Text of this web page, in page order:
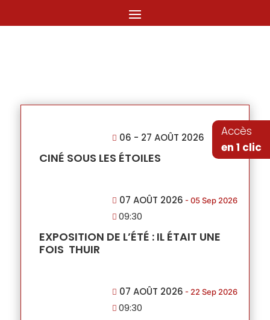
Accès
en 1 clic
06 - 27 AOÛT 2026
CINÉ SOUS LES ÉTOILES
07 AOÛT 2026 - 05 Sep 2026
09:30
EXPOSITION DE L’ÉTÉ : IL ÉTAIT UNE
FOIS THUIR
07 AOÛT 2026 - 22 Sep 2026
09:30